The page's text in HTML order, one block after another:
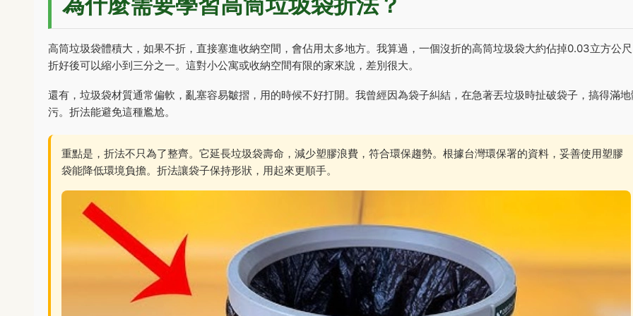
高筒垃圾袋體積大，如果不折，直接塞進收納空間，會佔用太多地方。我算過，一個沒折的高筒垃圾袋大約佔掉0.03立方公
折好後可以縮小到三分之一。這對小公寓或收納空間有限的家來說，差別很大。
還有，垃圾袋材質通常偏軟，亂塞容易皺摺，用的時候不好打開。我曾經因為袋子糾結，在急著丟垃圾時扯破袋子，搞得滿
污。折法能避免這種尷尬。
重點是，折法不只為了整齊。它延長垃圾袋壽命，減少塑膠浪費，符合環保趨勢。根據台灣環保署的資料，妥善使用塑膠
袋能降低環境負擔。折法讓袋子保持形狀，用起來更順手。